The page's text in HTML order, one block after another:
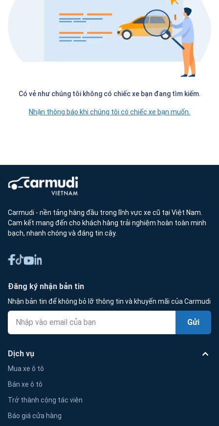
Có vẻ như chúng tôi không có chiếc xe bạn đang tìm kiếm.
Nhận thông báo khi chúng tôi có chiếc xe bạn muốn.
Carmudi - nền tảng hàng đầu trong lĩnh vực xe cũ tại Việt Nam.
Cam kết mang đến cho khách hàng trải nghiệm hoàn toàn minh
bạch, nhanh chóng và đáng tin cậy.
Đăng ký nhận bản tin
Nhận bản tin để không bỏ lỡ thông tin và khuyến mãi của Carmudi
Gửi
Dịch vụ
Mua xe ô tô
Bán xe ô tô
Trở thành cộng tác viên
Báo giá cửa hàng